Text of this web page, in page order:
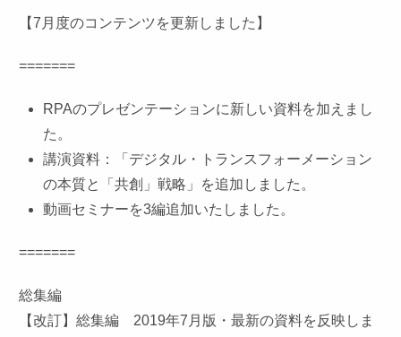
【7月度のコンテンツを更新しました】
=======
RPAのプレゼンテーションに新しい資料を加えまし
た。
講演資料：「デジタル・トランスフォーメーション
の本質と「共創」戦略」を追加しました。
動画セミナーを3編追加いたしました。
=======
総集編
【改訂】総集編 2019年7月版・最新の資料を反映しま